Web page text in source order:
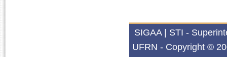
SIGAA | STI -
UFRN - Copyright ©